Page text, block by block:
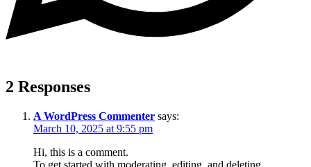
2 Responses
A WordPress Commenter says:
March 10, 2025 at 9:55 pm
Hi, this is a comment.
To get started with moderating, editing, and deleting